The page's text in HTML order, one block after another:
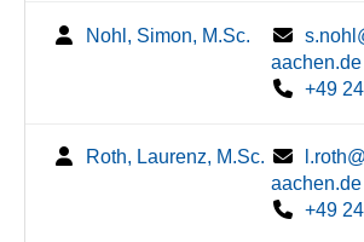
Nohl, Simon, M.Sc.
aachen.de
+49
Roth, Laurenz, M.Sc.
aachen.de
+49